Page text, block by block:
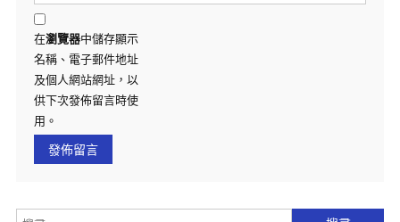
在瀏覽器中儲存顯示
名稱、電子郵件地址
及個人網站網址，以
供下次發佈留言時使
用。